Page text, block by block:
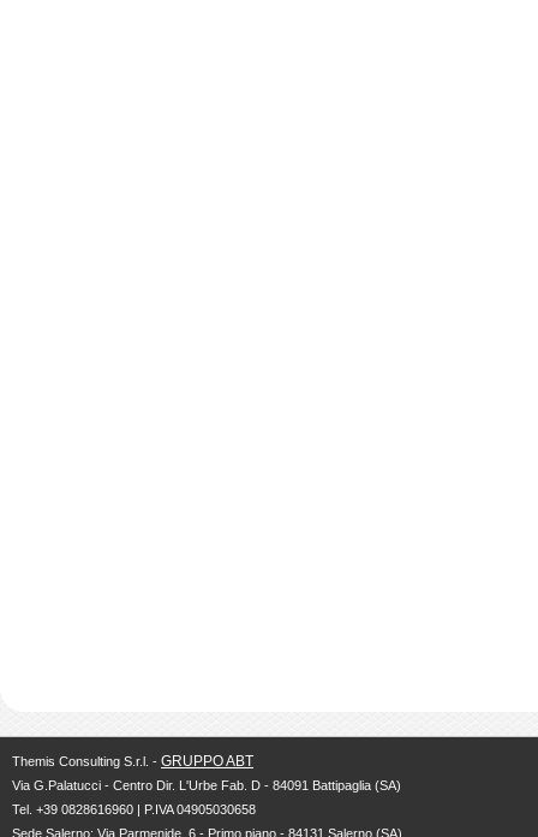
Themis Consulting S.r.l. - GRUPPO ABT
Via G.Palatucci - Centro Dir. L'Urbe Fab. D - 84091 Battipaglia (SA)
Tel. +39 0828616960 | P.IVA 04905030658
Sede Salerno: Via Parmenide, 6 - Primo piano - 84131 Salerno (SA)